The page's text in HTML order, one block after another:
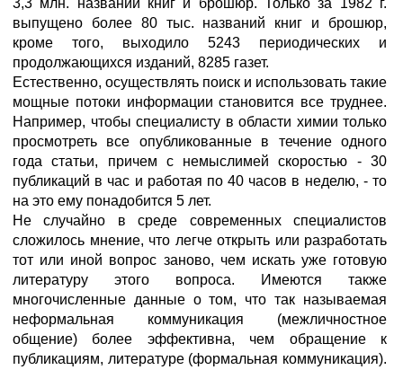
3,3 млн. названий книг и брошюр. Только за 1982 г.
выпущено более 80 тыс. названий книг и брошюр,
кроме того, выходило 5243 периодических и
продолжающихся изданий, 8285 газет.
Естественно, осуществлять поиск и использовать такие
мощные потоки информации становится все труднее.
Например, чтобы специалисту в области химии только
просмотреть все опубликованные в течение одного
года статьи, причем с немыслимей скоростью - 30
публикаций в час и работая по 40 часов в неделю, - то
на это ему понадобится 5 лет.
Не случайно в среде современных специалистов
сложилось мнение, что легче открыть или разработать
тот или иной вопрос заново, чем искать уже готовую
литературу этого вопроса. Имеются также
многочисленные данные о том, что так называемая
неформальная коммуникация (межличностное
общение) более эффективна, чем обращение к
публикациям, литературе (формальная коммуникация).